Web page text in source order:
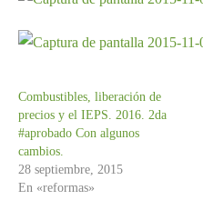
Combustibles, liberación de
precios y el IEPS. 2016. 2da
#aprobado Con algunos
cambios.
28 septiembre, 2015
En «reformas»